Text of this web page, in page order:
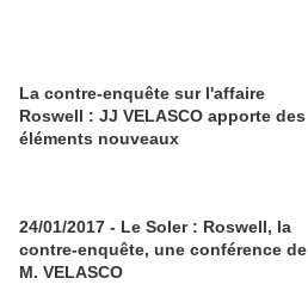
La contre-enquête sur l'affaire
Roswell : JJ VELASCO apporte des
éléments nouveaux
24/01/2017 - Le Soler : Roswell, la
contre-enquête, une conférence de
M. VELASCO